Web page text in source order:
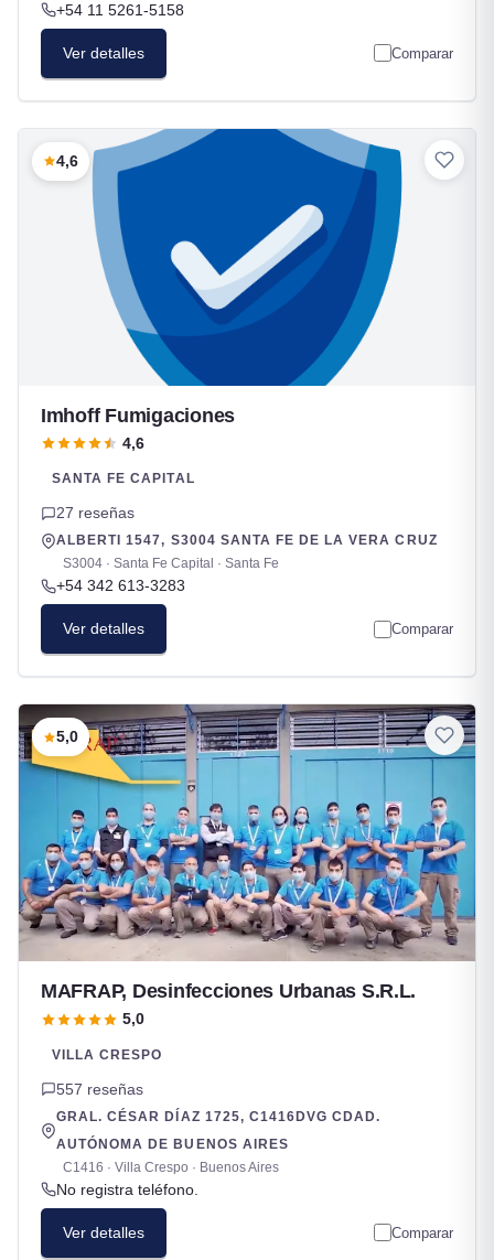
+54 11 5261-5158
Ver detalles Comparar
4,6
Imhoff Fumigaciones
4,6
SANTA FE CAPITAL
27 reseñas
ALBERTI 1547, S3004 SANTA FE DE LA VERA CRUZ
S3004 · Santa Fe Capital · Santa Fe
+54 342 613-3283
Ver detalles Comparar
5,0
MAFRAP, Desinfecciones Urbanas S.R.L.
5,0
VILLA CRESPO
557 reseñas
GRAL. CÉSAR DÍAZ 1725, C1416DVG CDAD.
AUTÓNOMA DE BUENOS AIRES
C1416 · Villa Crespo · Buenos Aires
No registra teléfono.
Ver detalles Comparar